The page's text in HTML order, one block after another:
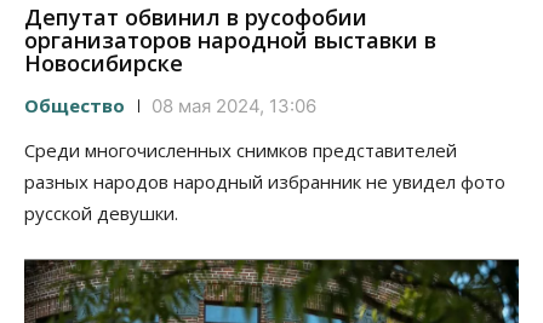
Депутат обвинил в русофобии
организаторов народной выставки в
Новосибирске
Общество 08 мая 2024, 13:06
Среди многочисленных снимков представителей
разных народов народный избранник не увидел фото
русской девушки.